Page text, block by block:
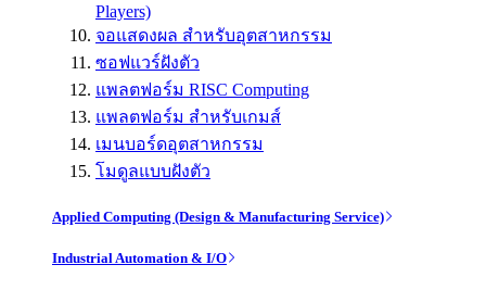
Players)
จอแสดงผล สำหรับอุตสาหกรรม
ซอฟแวร์ฝังตัว
แพลตฟอร์ม RISC Computing
แพลตฟอร์ม สำหรับเกมส์
เมนบอร์ดอุตสาหกรรม
โมดูลแบบฝังตัว
Applied Computing (Design & Manufacturing Service)
Industrial Automation & I/O